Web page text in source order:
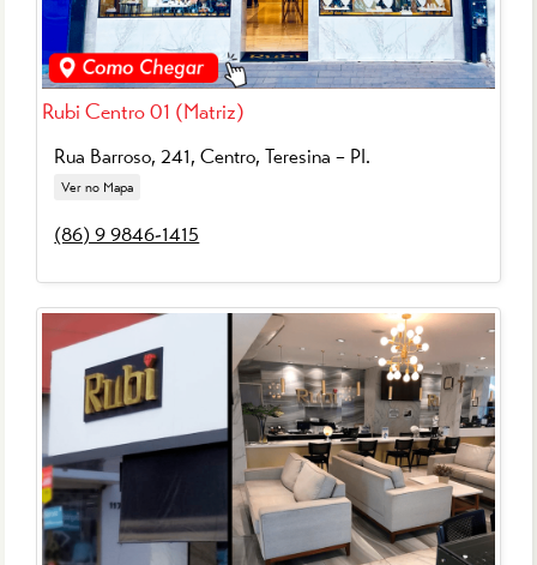
Rubi Centro 01 (Matriz)
Rua Barroso, 241, Centro,Teresina – PI.
Ver no Mapa
(86) 9 9846-1415